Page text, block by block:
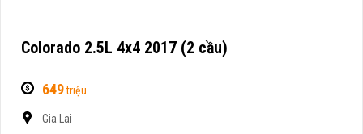
Colorado 2.5L 4x4 2017 (2 cầu)
649triệu
Gia Lai